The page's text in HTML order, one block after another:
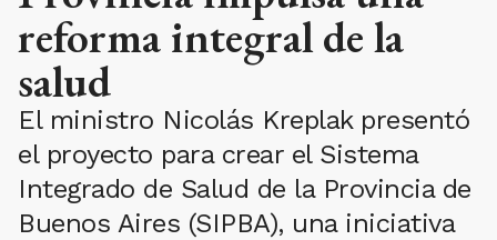
reforma integral de la
salud
El ministro Nicolás Kreplak presentó
el proyecto para crear el Sistema
Integrado de Salud de la Provincia de
Buenos Aires (SIPBA), una iniciativa